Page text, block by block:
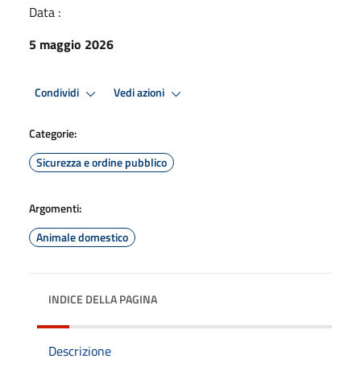
Data :
5 maggio 2026
Condividi Vedi azioni
Categorie:
Sicurezza e ordine pubblico
Argomenti:
Animale domestico
INDICE DELLA PAGINA
Descrizione